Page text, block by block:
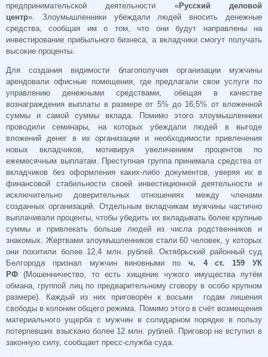
предпринимательской деятельности «Русский деловой
центр». Злоумышленники убеждали людей вносить денежные
средства, сообщая им о том, что они будут направлены на
инвестирование прибыльного бизнеса, а вкладчики смогут получать
высокие проценты.
Для создания видимости благополучия организации мужчины
арендовали офисные помещения, где предлагали свои услуги по
управлению денежными средствами, обещая в качестве
вознаграждения выплаты в размере от 5% до 16,5% от вложенной
суммы и самой суммы вклада. Помимо этого злоумышленники
проводили семинары, на которых убеждали людей в выгоде
вложений денег в их организации и необходимости привлечения
новых вкладчиков, мотивируя увеличением процентов по
ежемесячным выплатам. Преступная группа принимала средства от
вкладчиков без оформления каких-либо документов, уверяя их в
финансовой стабильности своей инвестиционной деятельности и
исключительно доверительных отношениях между членами
созданных организаций. Отдельным вкладчикам мужчины частично
выплачивали проценты, чтобы убедить их вкладывать более крупные
суммы и привлекать больше людей из числа родственников и
знакомых. Жертвами злоумышленников стали 60 человек, у которых
они похитили более 12,4 млн. рублей. Октябрьский районный суд
Белгорода признал мужчин виновными по ч. 4 ст. 159 УК
РФ (Мошенничество, то есть хищение чужого имущества путём
обмана, группой лиц по предварительному сговору в особо крупном
размере). Каждый из них приговорён к восьми годам лишения
свободы в колонии общего режима. Помимо этого в счёт возмещения
материального ущерба с мужчин в солидарном порядке в пользу
потерпевших взыскано более 12 млн. рублей. Приговор не вступил в
законную силу, сообщает пресс-служба суда.